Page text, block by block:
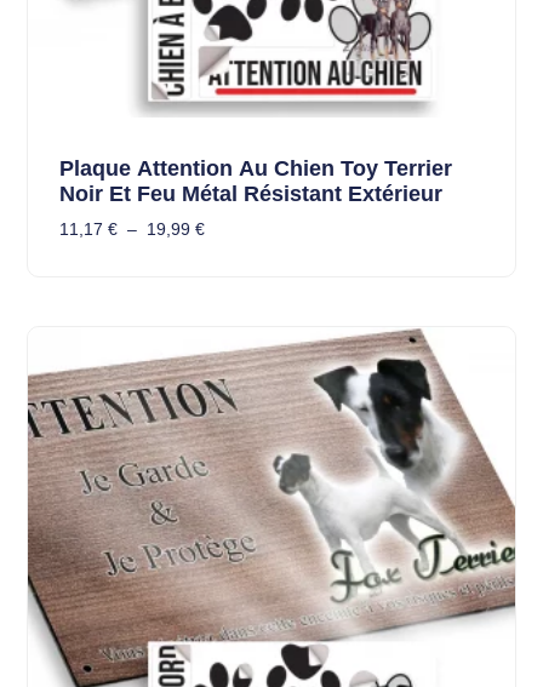
Plaque Attention Au Chien Toy Terrier
Noir Et Feu Métal Résistant Extérieur
11,17 € – 19,99 €